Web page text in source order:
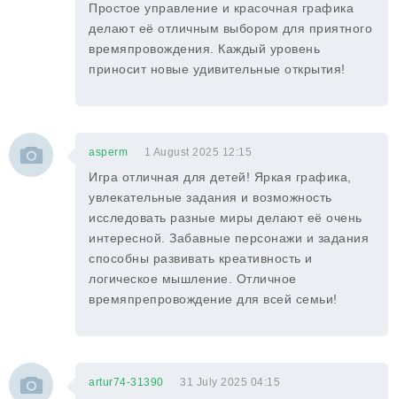
Простое управление и красочная графика
делают её отличным выбором для приятного
времяпровождения. Каждый уровень
приносит новые удивительные открытия!
asperm 1 August 2025 12:15
Игра отличная для детей! Яркая графика,
увлекательные задания и возможность
исследовать разные миры делают её очень
интересной. Забавные персонажи и задания
способны развивать креативность и
логическое мышление. Отличное
времяпрепровождение для всей семьи!
artur74-31390 31 July 2025 04:15